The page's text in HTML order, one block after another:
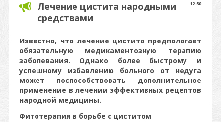
12:50
Лечение цистита народными
средствами
Известно, что лечение цистита предполагает
обязательную медикаментозную терапию
заболевания. Однако более быстрому и
успешному избавлению больного от недуга
может поспособствовать дополнительное
применение в лечении эффективных рецептов
народной медицины.
Фитотерапия в борьбе с циститом